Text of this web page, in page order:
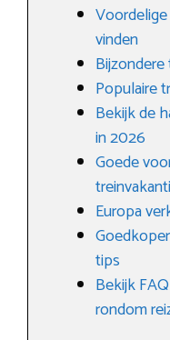
vinden
Populaire
Bekijk de
in 2026
Goede
Europa
tips
Bekijk
rondom